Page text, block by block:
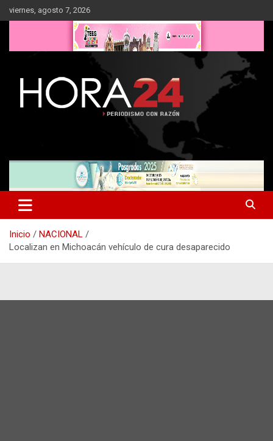
Saltar
al
viernes, agosto 7, 2026
Inicio
NACIONAL
Localizan en Michoacán vehículo de cura desaparecido